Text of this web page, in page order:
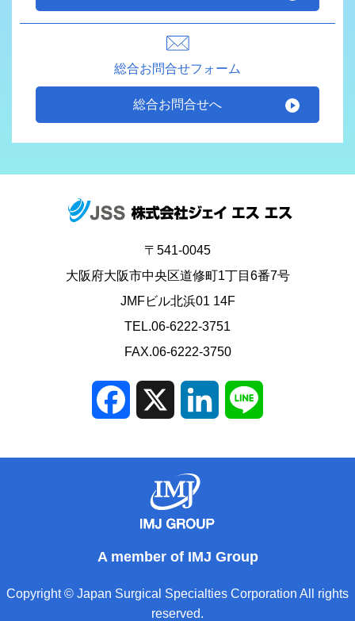
総合お問合せフォーム
総合お問合せへ
〒541-0045
大阪府大阪市中央区道修町1丁目6番7号
JMFビル北浜01 14F
TEL.06-6222-3751
FAX.06-6222-3750
Facebook LinkedIn
A member of IMJ Group
Copyright © Japan Surgical Specialties Corporation All rights
reserved.